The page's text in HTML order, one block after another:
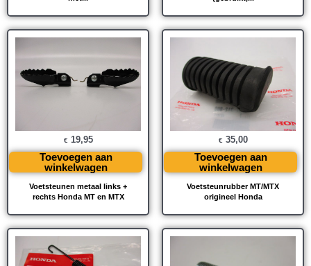
Voetsteunen metaal links +
rechts Honda MT en MTX
€ 19,95
Toevoegen aan
winkelwagen
Voetsteunrubber MT/MTX
origineel Honda
€ 35,00
Toevoegen aan
winkelwagen